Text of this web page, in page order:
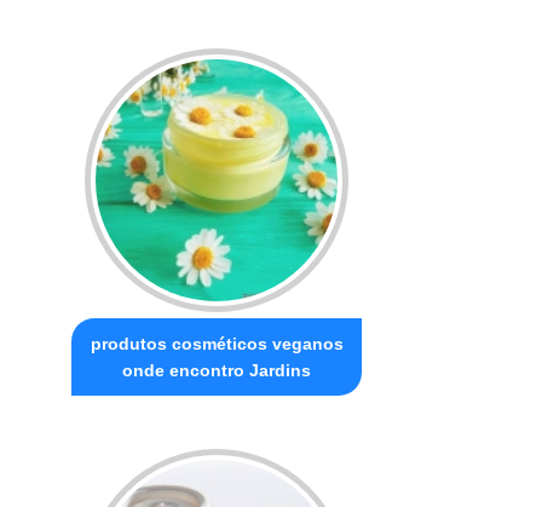
produtos cosméticos veganos
onde encontro Jardins